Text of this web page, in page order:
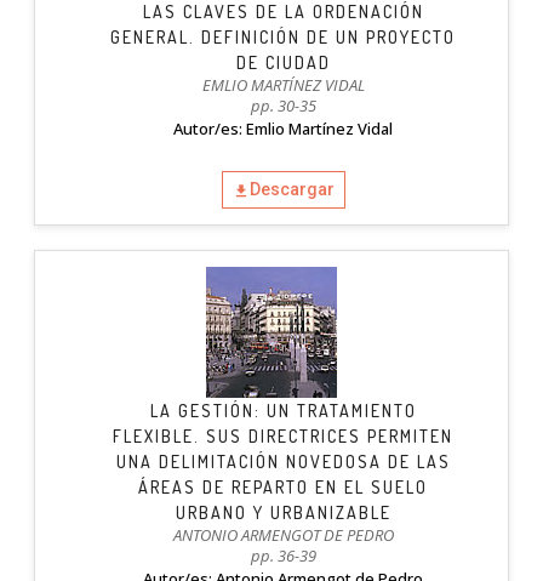
LAS CLAVES DE LA ORDENACIÓN
GENERAL. DEFINICIÓN DE UN PROYECTO
DE CIUDAD
EMLIO MARTÍNEZ VIDAL
pp. 30-35
Autor/es: Emlio Martínez Vidal
Descargar
LA GESTIÓN: UN TRATAMIENTO
FLEXIBLE. SUS DIRECTRICES PERMITEN
UNA DELIMITACIÓN NOVEDOSA DE LAS
ÁREAS DE REPARTO EN EL SUELO
URBANO Y URBANIZABLE
ANTONIO ARMENGOT DE PEDRO
pp. 36-39